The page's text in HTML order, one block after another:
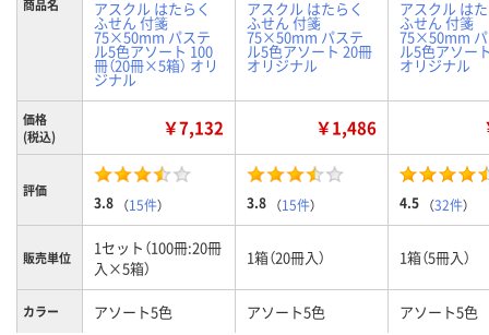
商品名 アスクル はたらく
ふせん 付箋
75×50mm パステ
ル5色アソート 100
冊（20冊×5箱） オリ
ジナル
アスクル はたらく
ふせん 付箋
75×50mm パステ
ル5色アソート 20冊
オリジナル
アスクル は
ふせん 付箋
75×50mm
ル5色アソー
オリジナル
価格
(税込)
￥7,132 ￥1,486
評価
3.8 （15件） 3.8 （15件） 4.5 （32件）
販売単位
1セット（100冊:20冊
入×5箱）
1箱（20冊入） 1箱（5冊入）
カラー アソート5色 アソート5色 アソート5色